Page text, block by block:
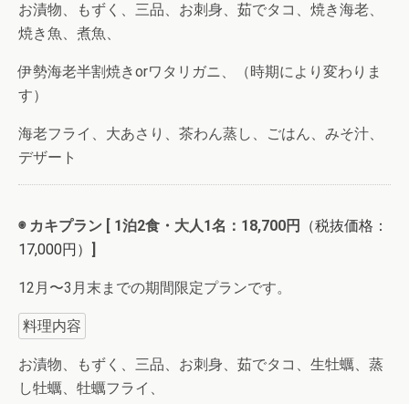
お漬物、もずく、三品、お刺身、茹でタコ、焼き海老、
焼き魚、煮魚、
伊勢海老半割焼きorワタリガニ、（時期により変わりま
す）
海老フライ、大あさり、茶わん蒸し、ごはん、みそ汁、
デザート
◉ カキプラン [ 1泊2食・大人1名：18,700円
（税抜価格：
17,000円）
12月〜3月末までの期間限定プランです。
料理内容
お漬物、もずく、三品、お刺身、茹でタコ、生牡蠣、蒸
し牡蠣、牡蠣フライ、